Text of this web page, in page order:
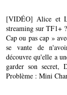
[VIDÉO] Alice et
streaming sur TF1+
Cap ou pas cap »
se vante de
découvre qu'elle a
garder son
Problème : Mini